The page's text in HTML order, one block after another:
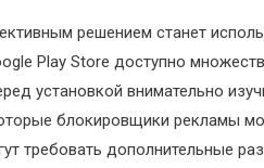
решением станет
Play Store доступно
установкой внимательно
блокировщики рекламы
требовать дополнительные